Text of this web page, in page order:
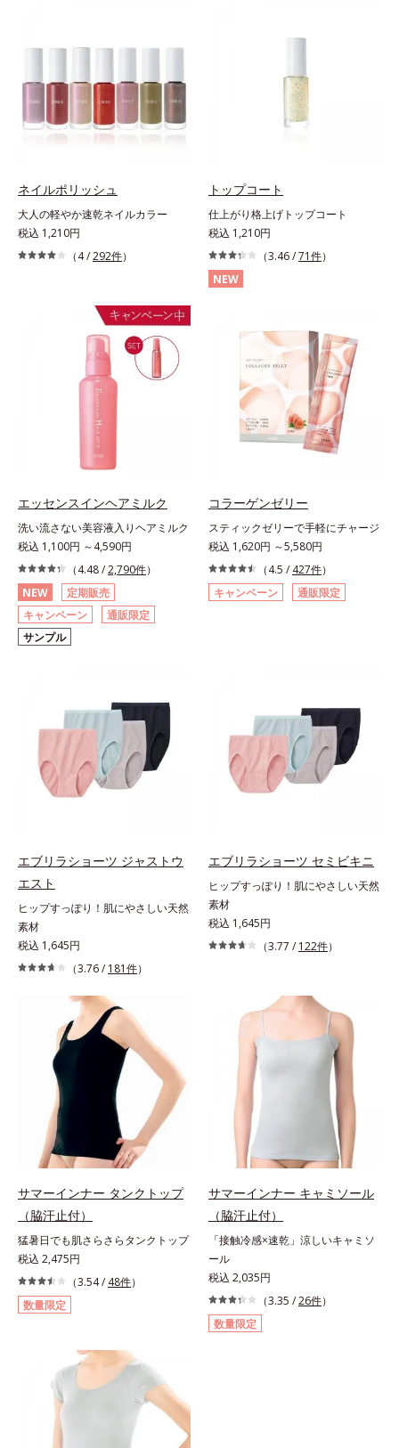
ネイルポリッシュ
大人の軽やか速乾ネイルカラー
税込 1,210円
（4 /292件）
トップコート
仕上がり格上げトップコート
税込 1,210円
（3.46 /71件）
NEW
エッセンスインヘアミルク
洗い流さない美容液入りヘアミルク
税込 1,100円 ～4,590円
（4.48 /2,790件）
NEW
定期販売
キャンペーン
通販限定
サンプル
コラーゲンゼリー
スティックゼリーで手軽にチャージ
税込 1,620円 ～5,580円
（4.5 / 427件）
キャンペーン
通販限定
エブリラショーツ ジャストウ
エスト
ヒップすっぽり！肌にやさしい天然
素材
税込 1,645円
（3.76 / 181件）
エブリラショーツ セミビキニ
ヒップすっぽり！肌にやさしい天然
素材
税込 1,645円
（3.77 / 122件）
サマーインナー タンクトップ
（脇汗止付）
猛暑日でも肌さらさらタンクトップ
税込 2,475円
（3.54 / 48件）
数量限定
サマーインナー キャミソール
（脇汗止付）
「接触冷感×速乾」涼しいキャミソ
ール
税込 2,035円
（3.35 /26件）
数量限定